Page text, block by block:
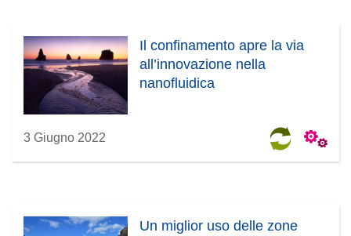
Il confinamento apre la via
all’innovazione nella
nanofluidica
3 Giugno 2022
Un miglior uso delle zone